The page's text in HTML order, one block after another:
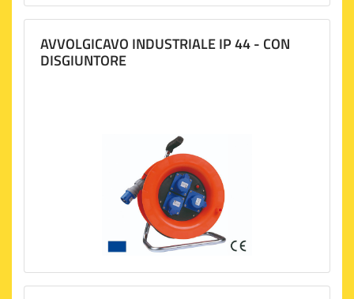
AVVOLGICAVO INDUSTRIALE IP 44 - CON
DISGIUNTORE